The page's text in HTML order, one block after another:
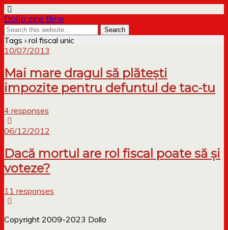
Dollo zice Bine
Tags › rol fiscal unic
10/07/2013
Mai mare dragul să plătești
impozite pentru defuntul de tac-tu
4 responses
06/12/2012
Dacă mortul are rol fiscal poate să și
voteze?
11 responses
Copyright 2009-2023 Dollo